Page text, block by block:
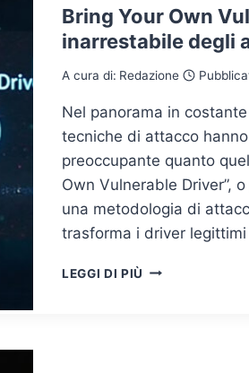
Bring Your Own
inarrestabile degli
A cura di: Redazione
Nel panorama in
tecniche di attacco
preoccupante quanto
Own Vulnerable Driver”,
una metodologia di
trasforma i driver
LEGGI DI PIÙ BRING